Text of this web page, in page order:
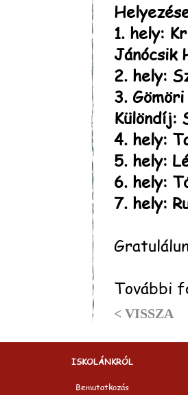
1. hely:
Jánócsik
2. hely:
3.
Különdíj:
4. hely:
5. hely:
6. hely:
7. hely:
További
< VISSZA
ISKOLÁNKRÓL
Bemutatkozás